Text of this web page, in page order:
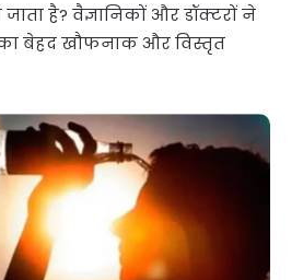
है? वैज्ञानिकों और डॉक्टरों ने
का बेहद खौफनाक और विस्तृत